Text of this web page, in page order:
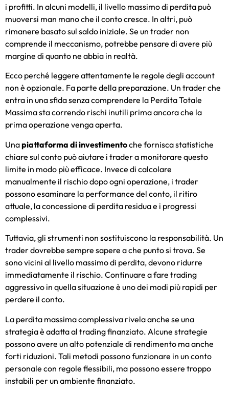
i profitti. In alcuni modelli, il livello massimo di perdita può
muoversi man mano che il conto cresce. In altri, può
rimanere basato sul saldo iniziale. Se un trader non
comprende il meccanismo, potrebbe pensare di avere più
margine di quanto ne abbia in realtà.
Ecco perché leggere attentamente le regole degli account
non è opzionale. Fa parte della preparazione. Un trader che
entra in una sfida senza comprendere la Perdita Totale
Massima sta correndo rischi inutili prima ancora che la
prima operazione venga aperta.
Unapiattaforma di investimentoche fornisca statistiche
chiare sul conto può aiutare i trader a monitorare questo
limite in modo più efficace. Invece di calcolare
manualmente il rischio dopo ogni operazione, i trader
possono esaminare la performance del conto, il ritiro
attuale, la concessione di perdita residua e i progressi
complessivi.
Tuttavia, gli strumenti non sostituiscono la responsabilità. Un
trader dovrebbe sempre sapere a che punto si trova. Se
sono vicini al livello massimo di perdita, devono ridurre
immediatamente il rischio. Continuare a fare trading
aggressivo in quella situazione è uno dei modi più rapidi per
perdere il conto.
La perdita massima complessiva rivela anche se una
strategia è adatta al trading finanziato. Alcune strategie
possono avere un alto potenziale di rendimento ma anche
forti riduzioni. Tali metodi possono funzionare in un conto
personale con regole flessibili, ma possono essere troppo
instabili per un ambiente finanziato.